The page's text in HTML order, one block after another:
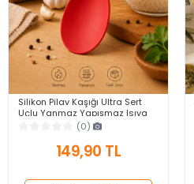
Silikon Pilav Kaşığı Ultra Sert
Uçlu Yanmaz Yapışmaz Isıya
Dayanıklı Kırmızı Servis Yemek
(0)
149,90 TL